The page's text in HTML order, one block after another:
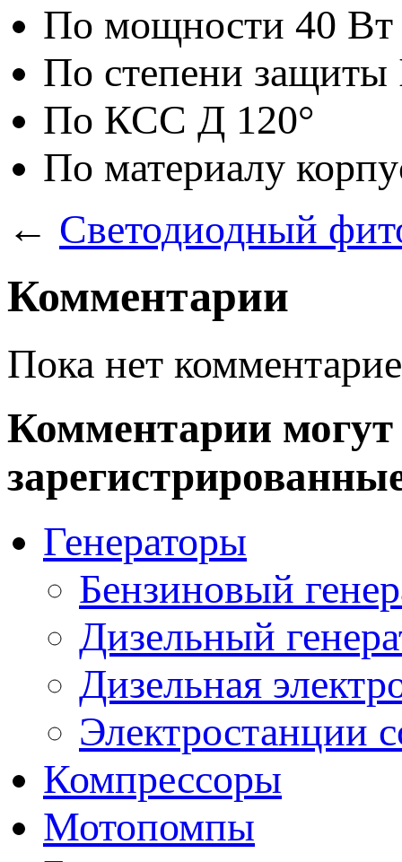
По мощности 40 Вт
По степени защиты
По КСС Д 120°
По материалу
← Светодиодный
Комментарии
Пока нет
Комментарии могут
Генераторы
Бензиновый
Дизельный
Дизельная
Электростанции
Компрессоры
Мотопомпы